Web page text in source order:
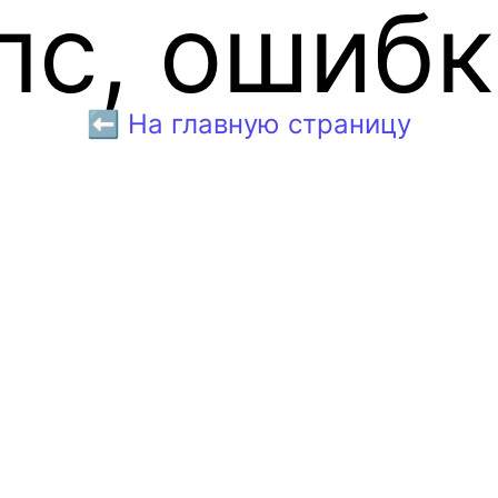
⬅️ На главную страницу